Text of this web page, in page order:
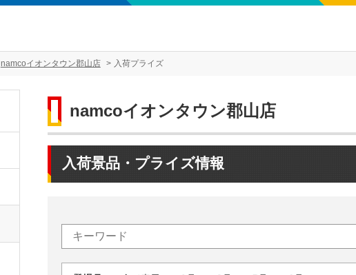
namcoイオンタウン郡山店 入荷プライズ
namcoイオンタウン郡山店
入荷景品・プライズ情報